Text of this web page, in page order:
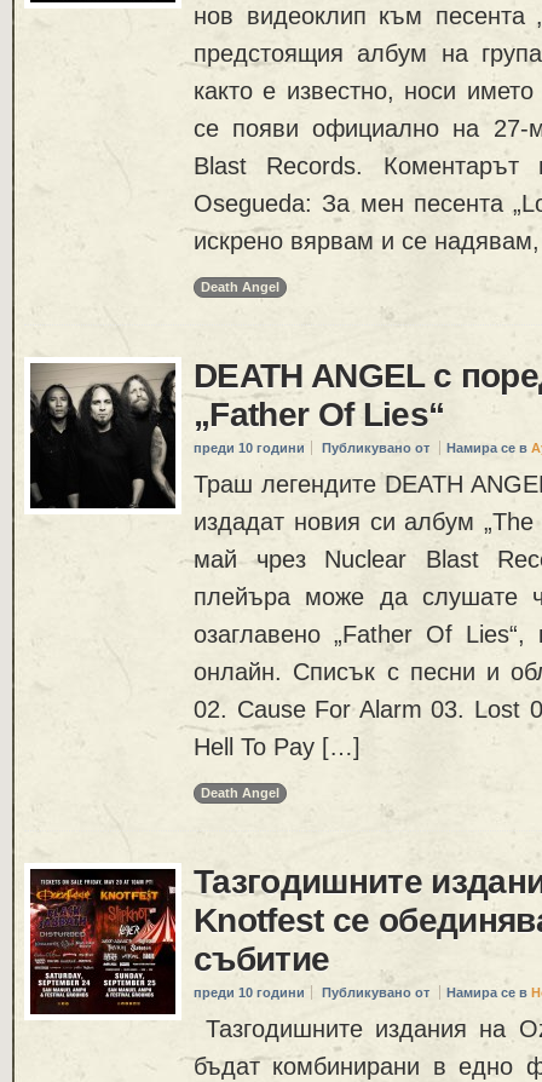
нов видеоклип към песента
предстоящия албум на
както е известно, носи
се появи официално на 27-
Blast Records. Коментарът
Osegueda: За мен песента
искрено вярвам и се
Death Angel
DEATH ANGEL с
„Father Of Lies“
преди 10 години Публикувано от Намира се в
Траш легендите DEATH
издадат новия си албум
май чрез Nuclear Blast
плейъра може да слушате
озаглавено „Father Of Lies“,
онлайн. Списък с песни и
02. Cause For Alarm 03. Lost
Hell To Pay […]
Death Angel
Тазгодишните
Knotfest се
събитие
преди 10 години Публикувано от Намира се в
Тазгодишните издания на
бъдат комбинирани в едно